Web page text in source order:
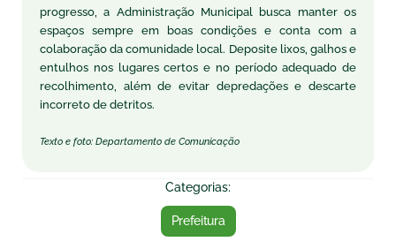
progresso, a Administração Municipal busca manter os
espaços sempre em boas condições e conta com a
colaboração da comunidade local. Deposite lixos, galhos e
entulhos nos lugares certos e no período adequado de
recolhimento, além de evitar depredações e descarte
incorreto de detritos.
Texto e foto: Departamento de Comunicação
Categorias:
Prefeitura